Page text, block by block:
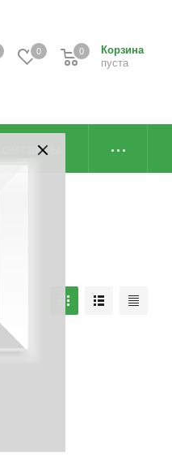
0
Корзина
пуста
0
Контакты